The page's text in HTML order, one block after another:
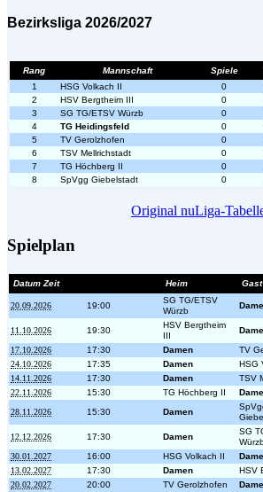
Bezirksliga 2026/2027
Rang Mannschaft Spiele
1
HSG Volkach II 0
2
HSV Bergtheim III 0
3
SG TG/ETSV Würzb 0
4
TG Heidingsfeld 0
5
TV Gerolzhofen 0
6
TSV Mellrichstadt 0
7
TG Höchberg II 0
8
SpVgg Giebelstadt 0
Original nuLiga-
Spielplan
Datum Zeit Heim Gast
20.09.2026 19:00
SG TG/ETSV
Würzb
11.10.2026 19:30
HSV Bergtheim
III
17.10.2026
17:30 Damen
TV
24.10.2026
17:35 Damen
HSG
14.11.2026
17:30 Damen
TSV
22.11.2026
15:30 TG Höchberg II
28.11.2026
15:30 Damen
12.12.2026
17:30 Damen
SG
30.01.2027
16:00 HSG Volkach II
13.02.2027
17:30 Damen
HSV
20.02.2027
20:00 TV Gerolzhofen